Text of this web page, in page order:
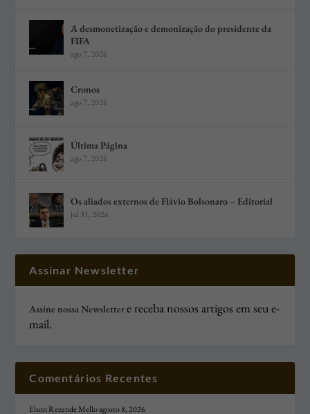
A desmonetização e demonização do presidente da
FIFA
ago 7, 2026
Cronos
ago 7, 2026
Última Página
ago 7, 2026
Os aliados externos de Flávio Bolsonaro – Editorial
jul 31, 2026
Assinar Newsletter
Assine nossa Newslettere receba nossos artigos em seu e-
mail.
Comentários Recentes
Elson Rezende Melloagosto 8, 2026